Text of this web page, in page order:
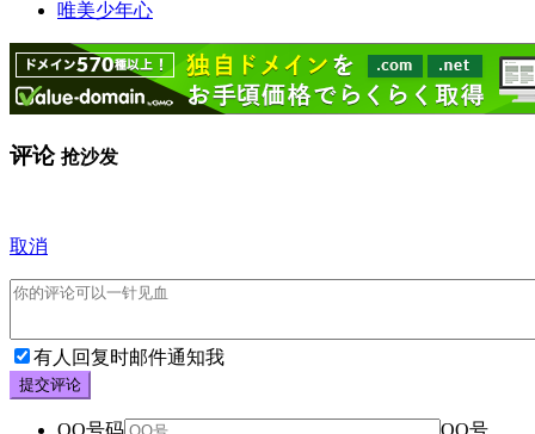
唯美少年心
评论 抢沙发
取消
有人回复时邮件通知我
提交评论
QQ号码
QQ号